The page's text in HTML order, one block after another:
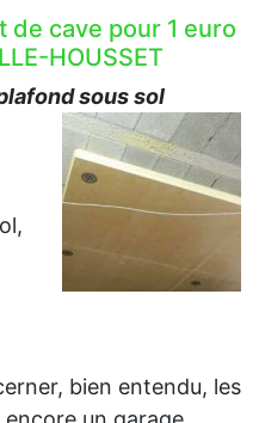
cave pour 1 euro
HOUSSET
sous sol
bien entendu, les